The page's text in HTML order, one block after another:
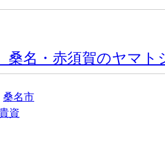
桑名・赤須賀のヤマト
桑名市
資